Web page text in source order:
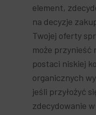
element,
na decyzje
Twojej oferty
może przynieść
postaci niskiej
organicznych
jeśli przyłożyć
zdecydowanie